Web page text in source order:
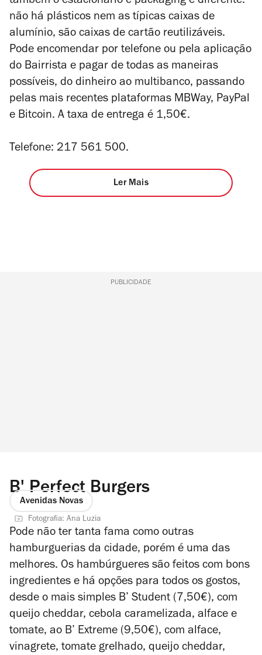
não há plásticos nem as típicas caixas de
alumínio, são caixas de cartão reutilizáveis.
Pode encomendar por telefone ou pela aplicação
do Bairrista e pagar de todas as maneiras
possíveis, do dinheiro ao multibanco, passando
pelas mais recentes plataformas MBWay, PayPal
e Bitcoin. A taxa de entrega é 1,50€.
Telefone: 217 561 500.
Ler Mais
PUBLICIDADE
B' Perfect Burgers
Avenidas Novas
Fotografia: Ana Luzia
Pode não ter tanta fama como outras
hamburguerias da cidade, porém é uma das
melhores. Os hambúrgueres são feitos com bons
ingredientes e há opções para todos os gostos,
desde o mais simples B’ Student (7,50€), com
queijo cheddar, cebola caramelizada, alface e
tomate, ao B’ Extreme (9,50€), com alface,
vinagrete, tomate grelhado, queijo cheddar,